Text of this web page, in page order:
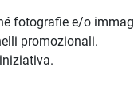
fotografie e/o
promozionali.